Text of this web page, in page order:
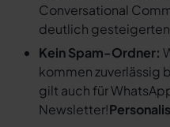
Conversational
deutlich
Kein Spam-Ordner:
kommen zuverlässig
gilt auch für
Newsletter!